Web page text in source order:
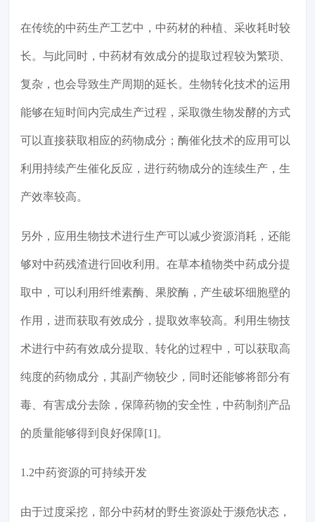
在传统的中药生产工艺中，中药材的种植、采收耗时较
长。与此同时，中药材有效成分的提取过程较为繁琐、
复杂，也会导致生产周期的延长。生物转化技术的运用
能够在短时间内完成生产过程，采取微生物发酵的方式
可以直接获取相应的药物成分；酶催化技术的应用可以
利用持续产生催化反应，进行药物成分的连续生产，生
产效率较高。
另外，应用生物技术进行生产可以减少资源消耗，还能
够对中药残渣进行回收利用。在草本植物类中药成分提
取中，可以利用纤维素酶、果胶酶，产生破坏细胞壁的
作用，进而获取有效成分，提取效率较高。利用生物技
术进行中药有效成分提取、转化的过程中，可以获取高
纯度的药物成分，其副产物较少，同时还能够将部分有
毒、有害成分去除，保障药物的安全性，中药制剂产品
的质量能够得到良好保障[1]。
1.2中药资源的可持续开发
由于过度采挖，部分中药材的野生资源处于濒危状态，